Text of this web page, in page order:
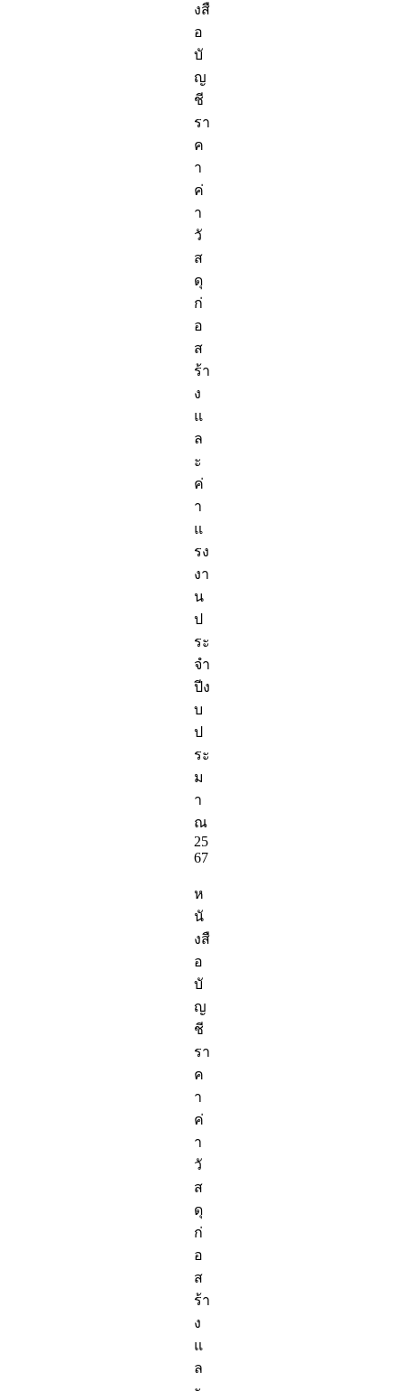
งสื
อ
บั
ญ
ชี
รา
ค
า
ค่
า
วั
ส
ดุ
ก่
อ
ส
ร้า
ง
แ
ล
ะ
ค่
า
แ
รง
งา
น
ป
ระ
จำ
ปีง
บ
ป
ระ
ม
า
ณ
25
67
ห
นั
งสื
อ
บั
ญ
ชี
รา
ค
า
ค่
า
วั
ส
ดุ
ก่
อ
ส
ร้า
ง
แ
ล